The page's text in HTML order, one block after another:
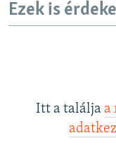
Ezek is
Itt a találja a